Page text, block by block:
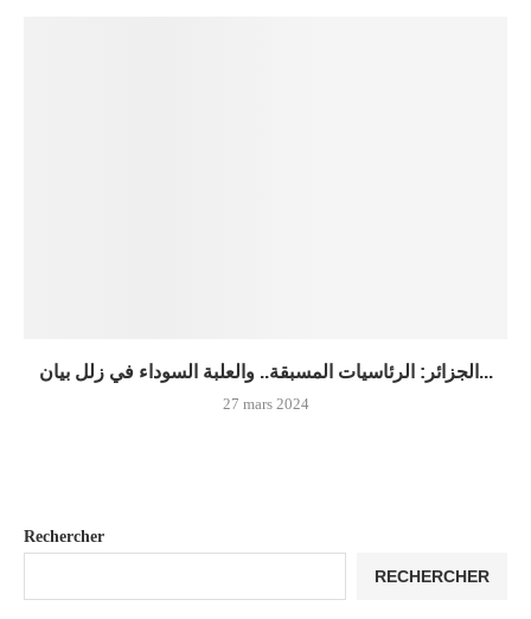
الجزائر: الرئاسيات المسبقة.. والعلبة السوداء في زلل بيان...
27 mars 2024
Rechercher
RECHERCHER